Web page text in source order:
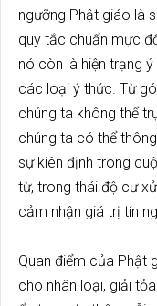
ngưỡng Phật giáo là
quy tắc chuẩn mực
nó còn là hiện trạng
các loại ý thức. Từ
chúng ta không thể
chúng ta có thể
sự kiên định trong
từ, trong thái độ cư
cảm nhận giá trị tín
Quan điểm của Phật
cho nhân loại, giải